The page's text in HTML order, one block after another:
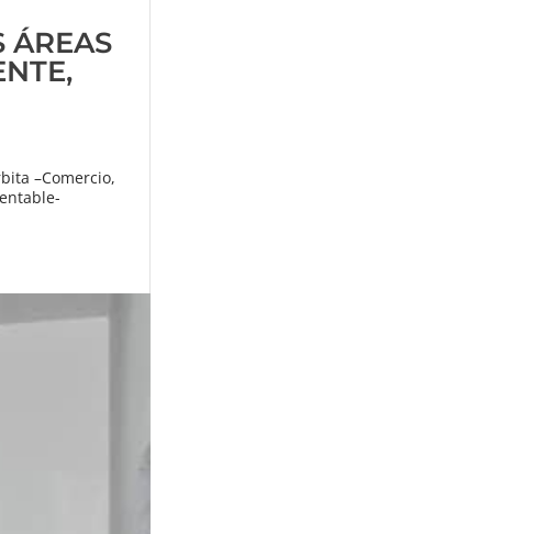
ÁREAS
–Comercio,